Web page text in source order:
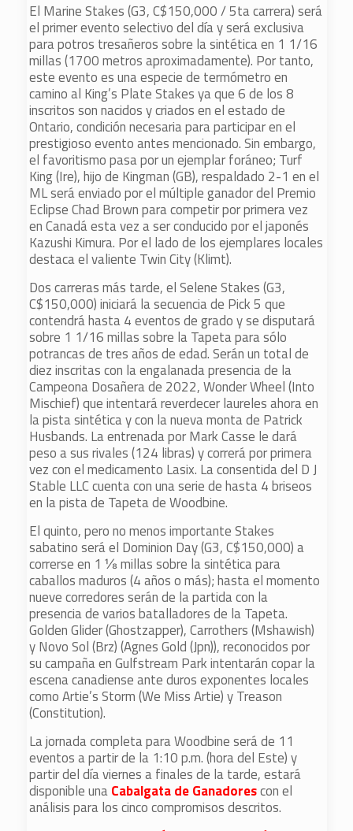
El Marine Stakes (G3, C$150,000 / 5ta carrera) será
el primer evento selectivo del día y será exclusiva
para potros tresañeros sobre la sintética en 1 1/16
millas (1700 metros aproximadamente). Por tanto,
este evento es una especie de termómetro en
camino al King’s Plate Stakes ya que 6 de los 8
inscritos son nacidos y criados en el estado de
Ontario, condición necesaria para participar en el
prestigioso evento antes mencionado. Sin embargo,
el favoritismo pasa por un ejemplar foráneo; Turf
King (Ire), hijo de Kingman (GB), respaldado 2-1 en el
ML será enviado por el múltiple ganador del Premio
Eclipse Chad Brown para competir por primera vez
en Canadá esta vez a ser conducido por el japonés
Kazushi Kimura. Por el lado de los ejemplares locales
destaca el valiente Twin City (Klimt).
Dos carreras más tarde, el Selene Stakes (G3,
C$150,000) iniciará la secuencia de Pick 5 que
contendrá hasta 4 eventos de grado y se disputará
sobre 1 1/16 millas sobre la Tapeta para sólo
potrancas de tres años de edad. Serán un total de
diez inscritas con la engalanada presencia de la
Campeona Dosañera de 2022, Wonder Wheel (Into
Mischief) que intentará reverdecer laureles ahora en
la pista sintética y con la nueva monta de Patrick
Husbands. La entrenada por Mark Casse le dará
peso a sus rivales (124 libras) y correrá por primera
vez con el medicamento Lasix. La consentida del D J
Stable LLC cuenta con una serie de hasta 4 briseos
en la pista de Tapeta de Woodbine.
El quinto, pero no menos importante Stakes
sabatino será el Dominion Day (G3, C$150,000) a
correrse en 1 ⅛ millas sobre la sintética para
caballos maduros (4 años o más); hasta el momento
nueve corredores serán de la partida con la
presencia de varios batalladores de la Tapeta.
Golden Glider (Ghostzapper), Carrothers (Mshawish)
y Novo Sol (Brz) (Agnes Gold (Jpn)), reconocidos por
su campaña en Gulfstream Park intentarán copar la
escena canadiense ante duros exponentes locales
como Artie’s Storm (We Miss Artie) y Treason
(Constitution).
La jornada completa para Woodbine será de 11
eventos a partir de la 1:10 p.m. (hora del Este) y
partir del día viernes a finales de la tarde, estará
disponible unaCabalgata de Ganadorescon el
análisis para los cinco compromisos descritos.